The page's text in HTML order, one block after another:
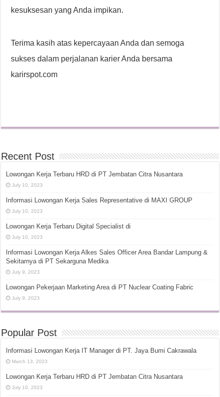
kesuksesan yang Anda impikan.
Terima kasih atas kepercayaan Anda dan semoga
sukses dalam perjalanan karier Anda bersama
karirspot.com
Recent Post
Lowongan Kerja Terbaru HRD di PT Jembatan Citra Nusantara
July 10, 2023
Informasi Lowongan Kerja Sales Representative di MAXI GROUP
July 10, 2023
Lowongan Kerja Terbaru Digital Specialist di
July 10, 2023
Informasi Lowongan Kerja Alkes Sales Officer Area Bandar Lampung &
Sekitarnya di PT Sekarguna Medika
July 9, 2023
Lowongan Pekerjaan Marketing Area di PT Nuclear Coating Fabric
July 9, 2023
Popular Post
Informasi Lowongan Kerja IT Manager di PT. Jaya Bumi Cakrawala
March 13, 2023
Lowongan Kerja Terbaru HRD di PT Jembatan Citra Nusantara
July 10, 2023